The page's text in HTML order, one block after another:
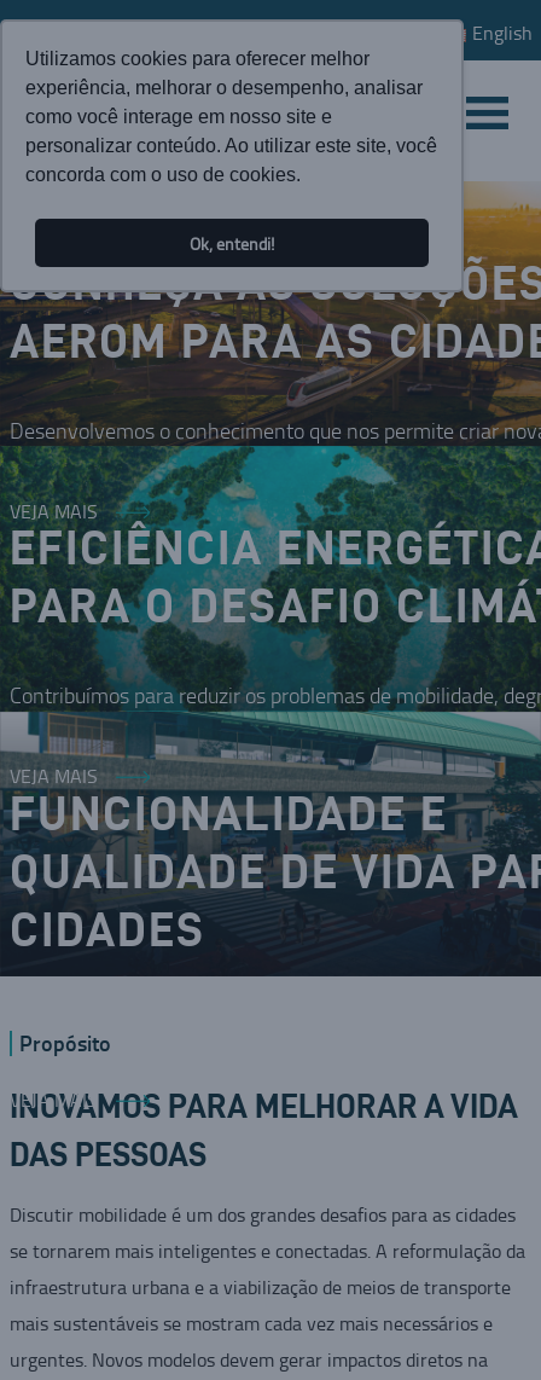
Utilizamos cookies para oferecer melhor
experiência, melhorar o desempenho, analisar
como você interage em nosso site e
personalizar conteúdo. Ao utilizar este site, você
concorda com o uso de cookies.
Ok, entendi!
English
CONHEÇA AS
AEROM PARA AS
Desenvolvemos o conhecimento que nos permite criar
VEJA MAIS
EFICIÊNCIA
PARA O DESAFIO
Contribuímos para reduzir os problemas de mobilidade,
VEJA MAIS
FUNCIONALIDADE E
QUALIDADE DE VIDA
CIDADES
VEJA MAIS
Propósito
INOVAMOS PARA MELHORAR A VIDA
DAS PESSOAS
Discutir mobilidade é um dos grandes desafios para as cidades
se tornarem mais inteligentes e conectadas. A reformulação da
infraestrutura urbana e a viabilização de meios de transporte
mais sustentáveis se mostram cada vez mais necessários e
urgentes. Novos modelos devem gerar impactos diretos na